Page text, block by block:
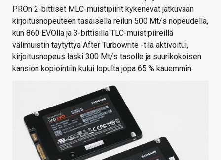
PROn 2-bittiset MLC-muistipiirit kykenevät jatkuvaan
kirjoitusnopeuteen tasaisella reilun 500 Mt/s nopeudella,
kun 860 EVOlla ja 3-bittisillä TLC-muistipiireillä
välimuistin täytyttyä After Turbowrite -tila aktivoitui,
kirjoitusnopeus laski 300 Mt/s tasolle ja suurikokoisen
kansion kopiointiin kului lopulta jopa 65 % kauemmin.